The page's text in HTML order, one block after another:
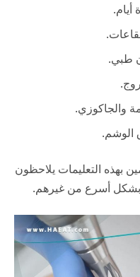
طبي.
والجاكوزي.
الوشم.
بهذه التعليمات يلاحظون
بشكل أسرع من غيرهم.